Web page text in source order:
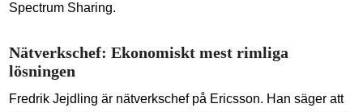
Spectrum Sharing.
Nätverkschef: Ekonomiskt mest rimliga
lösningen
Fredrik Jejdling är nätverkschef på Ericsson. Han säger att